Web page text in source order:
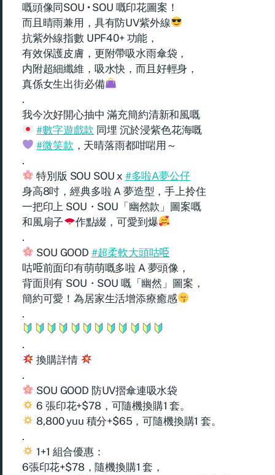
嘅頭像同SOU • SOU 嘅印花圖案！
而且晴雨兼用，具有防UV紫外線
抗紫外線指數 UPF40+ 功能，
有效保護皮膚，更附帶吸水雨傘袋，
内附超細纖維，吸水快，而且好輕身，
真係女生出街必備
.
我今次好開心抽中 滿充簡約清新和風嘅
#數字遊戲款 同埋 沉於浸紫色花海嘅
#微笑款 ，天晴落雨都咁啱用～
.
特別版 SOU SOU x #多啦A夢公仔
身高8吋，經典多啦 A 夢造型，手上拎住
一把印上 SOU・SOU「幽然款」圖案嘅
和風扇子
作點綴，可愛到爆
.
SOU GOOD #超柔軟大頭咕𠱸
咕𠱸前面印有萌萌嘅多啦 A 夢頭像，
背面則有 SOU・SOU 嘅「幽然」圖案，
簡約可愛！為居家生活增添療癒感
.
.
換購詳情
.
SOU GOOD 防UV摺傘連吸水袋
6 張印花+$78，可隨機換購1 套。
8,800 yuu 積分+$65，可隨機換購1 套。
.
1+1 組合優惠：
6張印花+$78，隨機換購1 套，